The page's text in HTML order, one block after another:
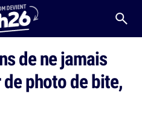
de ne jamais
photo de bite,